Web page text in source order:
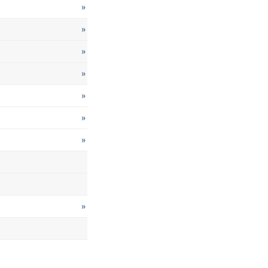
»
»
»
»
»
»
»
»